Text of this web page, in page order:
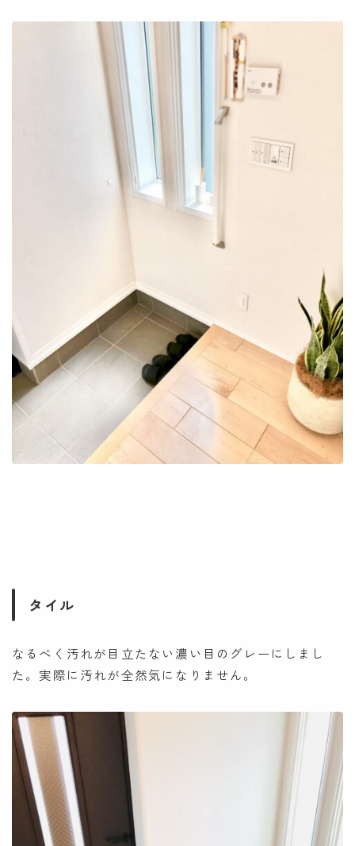
タイル
なるべく汚れが目立たない濃い目のグレーにしまし
た。実際に汚れが全然気になりません。